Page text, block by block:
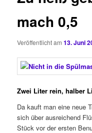
mach 0,5
Veröffentlicht am13. Juni
Zwei Liter rein, halber
Da kauft man eine neue
sich über ausreichend
Stück vor der ersten